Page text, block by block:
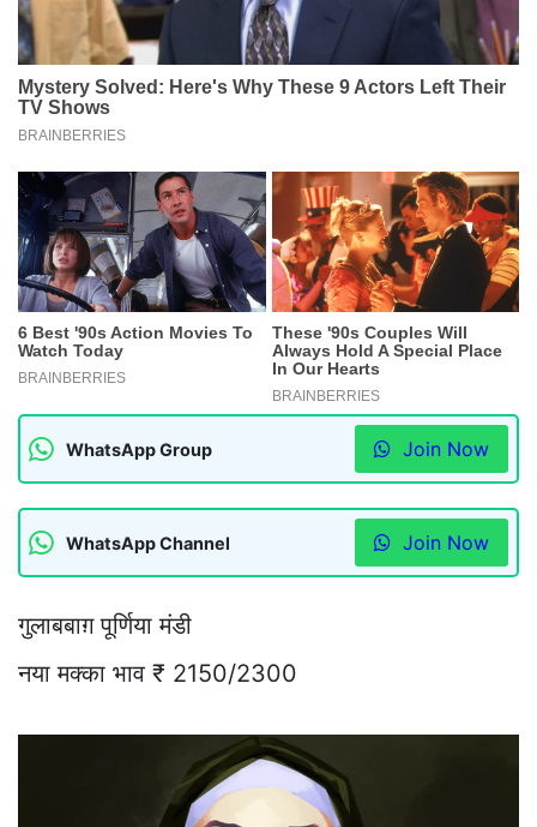
WhatsApp Group Join Now
WhatsApp Channel Join Now
गुलाबबाग़ पूर्णिया मंडी
नया मक्का भाव ₹ 2150/2300